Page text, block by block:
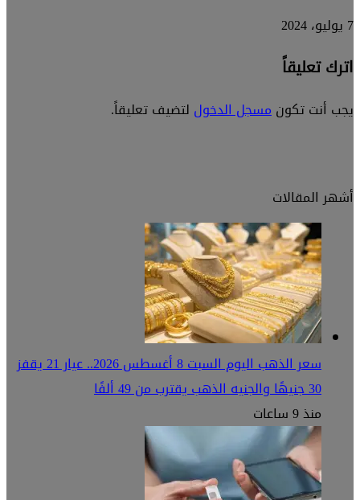
7 يوليو، 2024
اترك تعليقاً
يجب أنت تكونمسجل الدخول لتضيف تعليقاً.
أشهر المقالات
سعر الذهب اليوم السبت 8 أغسطس 2026.. عيار 21 يقفز
30 جنيهًا والجنيه الذهب يقترب من 49 ألفًا
منذ 9 ساعات